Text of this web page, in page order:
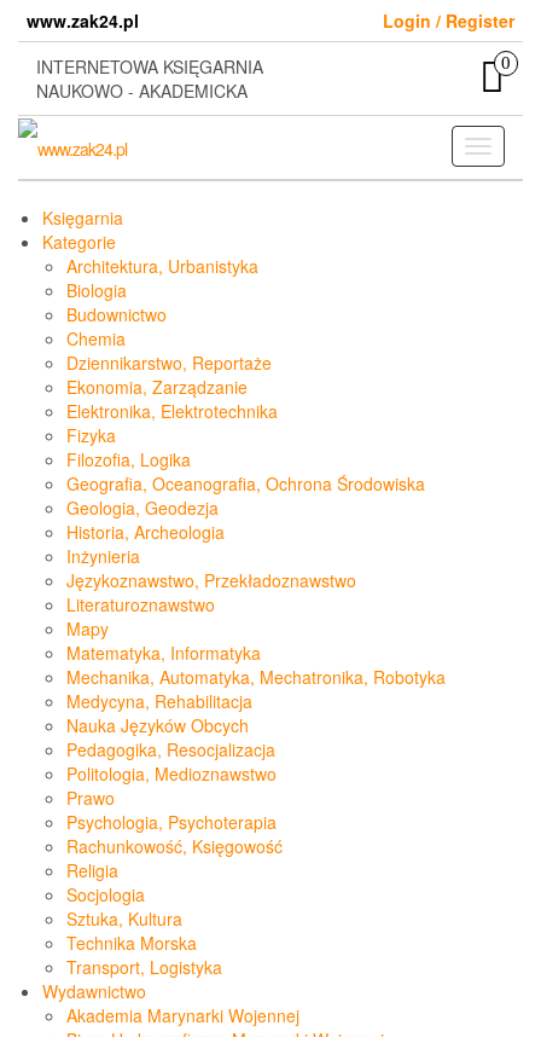
content
www.zak24.pl
Login / Register
INTERNETOWA KSIĘGARNIA
NAUKOWO - AKADEMICKA
0
Toggle
Księgarnia
Kategorie
Architektura, Urbanistyka
Biologia
Budownictwo
Chemia
Dziennikarstwo, Reportaże
Ekonomia, Zarządzanie
Elektronika, Elektrotechnika
Fizyka
Filozofia, Logika
Geografia, Oceanografia, Ochrona Środowiska
Geologia, Geodezja
Historia, Archeologia
Inżynieria
Językoznawstwo, Przekładoznawstwo
Literaturoznawstwo
Mapy
Matematyka, Informatyka
Mechanika, Automatyka, Mechatronika, Robotyka
Medycyna, Rehabilitacja
Nauka Języków Obcych
Pedagogika, Resocjalizacja
Politologia, Medioznawstwo
Prawo
Psychologia, Psychoterapia
Rachunkowość, Księgowość
Religia
Socjologia
Sztuka, Kultura
Technika Morska
Transport, Logistyka
Wydawnictwo
Akademia Marynarki Wojennej